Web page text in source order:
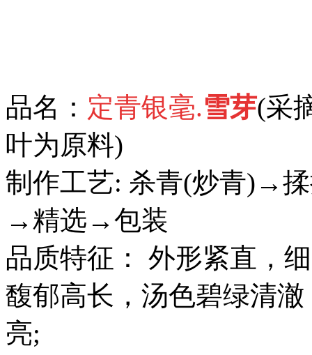
品名： 定青银毫.雪芽(采
叶为原料)
制作工艺: 杀青(炒青)→
→精选→包装
品质特征： 外形紧直，
馥郁高长，汤色碧绿清
亮;